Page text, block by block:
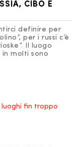
CIBO E
definire per
per i russi c’è
Il luogo
molti sono